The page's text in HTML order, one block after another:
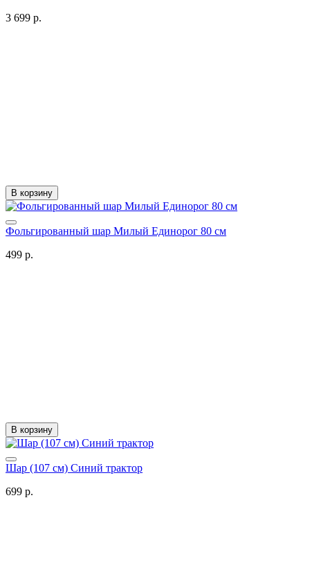
3 699 р.
В корзину
Фольгированный шар Милый Единорог 80 см
499 р.
В корзину
Шар (107 см) Синий трактор
699 р.